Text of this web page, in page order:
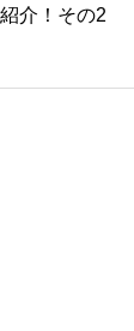
介！その2